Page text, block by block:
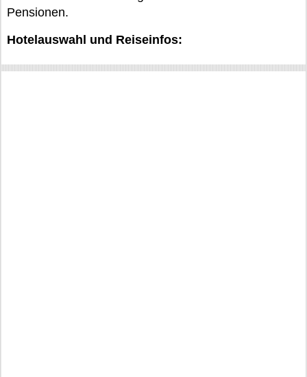
Pensionen.
Hotelauswahl und Reiseinfos: